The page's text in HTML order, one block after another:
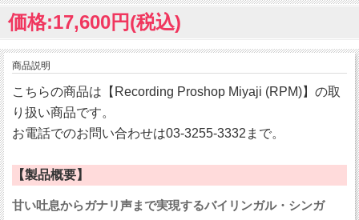
価格:17,600円(税込)
商品説明
こちらの商品は【Recording Proshop Miyaji (RPM)】の取
り扱い商品です。
お電話でのお問い合わせは03-3255-3332まで。
【製品概要】
甘い吐息からガナリ声まで実現するバイリンガル・シンガ